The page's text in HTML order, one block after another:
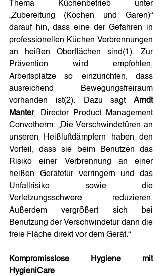
Thema Küchenbetrieb unter
„Zubereitung (Kochen und Garen)“
darauf hin, dass eine der Gefahren in
professionellen Küchen Verbrennungen
an heißen Oberflächen sind(1). Zur
Prävention wird empfohlen,
Arbeitsplätze so einzurichten, dass
ausreichend Bewegungsfreiraum
vorhanden ist(2). Dazu sagt Arndt
Manter, Director Product Management
Convotherm: „Die Verschwindetüren an
unseren Heißluftdämpfern haben den
Vorteil, dass sie beim Benutzen das
Risiko einer Verbrennung an einer
heißen Gerätetür verringern und das
Unfallrisiko sowie die
Verletzungsschwere reduzieren.
Außerdem vergrößert sich bei
Benutzung der Verschwindetür dann die
freie Fläche direkt vor dem Gerät.“
Kompromisslose Hygiene mit
HygieniCare